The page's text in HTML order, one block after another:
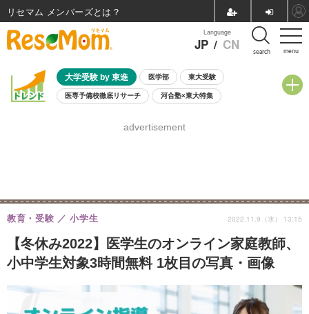
menu
Language
JP / CN search
大学受験 by 東進 医学部 東大受験
医専予備校徹底リサーチ 河合塾×東大特集
8月開催学校説明会・相談会
advertisement
【冬休み2022】医学生のオンライン家庭教師、
小中学生対象3時間無料 1枚目の写真・画像
教育・受験 小学生 2022.11.9（水） 13:15
リセマム メンバーズ